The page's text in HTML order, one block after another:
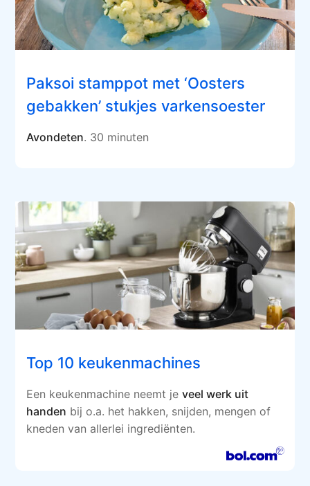
Paksoi stamppot met ‘Oosters
gebakken’ stukjes varkensoester
Avondeten. 30 minuten
Top 10 keukenmachines
Een keukenmachine neemt jeveel werk uit
handen bij o.a. het hakken, snijden, mengen of
kneden van allerlei ingrediënten.